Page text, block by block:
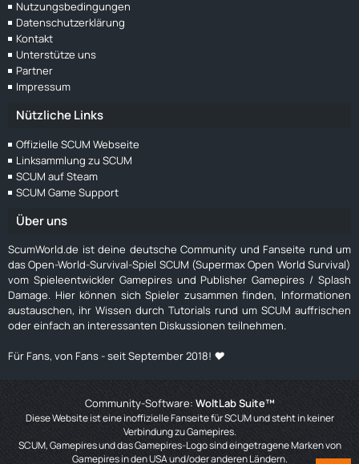
Nutzungsbedingungen
Datenschutzerklärung
Kontakt
Unterstütze uns
Partner
Impressum
Nützliche Links
Offizielle SCUM Webseite
Linksammlung zu SCUM
SCUM auf Steam
SCUM Game Support
Über uns
ScumWorld.de ist deine deutsche Community und Fanseite rund um
das Open-World-Survival-Spiel SCUM (Supermax Open World Survival)
vom Spieleentwickler Gamepires und Publisher Gamepires / Splash
Damage. Hier können sich Spieler zusammen finden, Informationen
austauschen, ihr Wissen durch Tutorials rund um SCUM auffrischen
oder einfach an interessanten Diskussionen teilnehmen.
Für Fans, von Fans - seit September 2018! ❤️
Community-Software: WoltLab Suite™
Diese Website ist eine inoffizielle Fanseite für SCUM und steht in keiner
Verbindung zu Gamepires.
SCUM, Gamepires und das Gamepires-Logo sind eingetragene Marken von
Gamepires in den USA und/oder anderen Ländern.